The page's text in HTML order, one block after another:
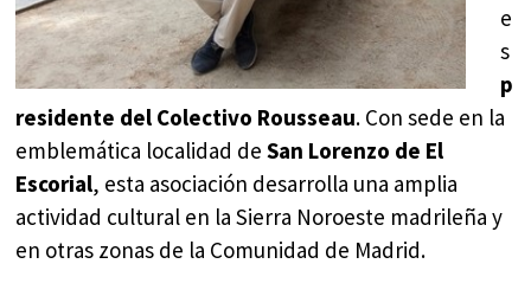
e
s
p
residente del Colectivo Rousseau. Con sede en la
emblemática localidad deSan Lorenzo de El
Escorial, esta asociación desarrolla una amplia
actividad cultural en la Sierra Noroeste madrileña y
en otras zonas de la Comunidad de Madrid.